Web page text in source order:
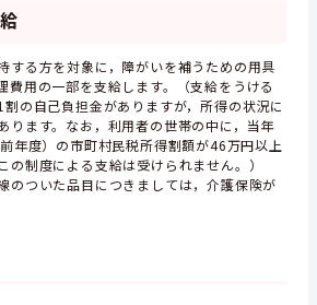
する方を対象に，障がいを補うための用具
費用の一部を支給します。（支給をうける
の自己負担金がありますが，所得の状況に
ります。なお，利用者の世帯の中に，当年
年度）の市町村民税所得割額が46万円以上
の制度による支給は受けられません。）
のついた品目につきましては，介護保険が